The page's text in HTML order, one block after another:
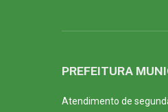
PREFEITURA
Atendimento de